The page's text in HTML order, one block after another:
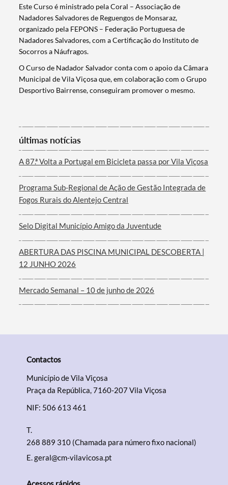
Termo de Pesquisa
Este Curso é ministrado pela Coral – Associação de
Nadadores Salvadores de Reguengos de Monsaraz,
organizado pela FEPONS – Federação Portuguesa de
Nadadores Salvadores, com a Certificação do Instituto de
Socorros a Náufragos.
O Curso de Nadador Salvador conta com o apoio da Câmara
Municipal de Vila Viçosa que, em colaboração com o Grupo
Desportivo Bairrense, conseguiram promover o mesmo.
últimas notícias
A 87.ª Volta a Portugal em Bicicleta passa por Vila Viçosa
Programa Sub-Regional de Ação de Gestão Integrada de
Fogos Rurais do Alentejo Central
Selo Digital Município Amigo da Juventude
ABERTURA DAS PISCINA MUNICIPAL DESCOBERTA |
12 JUNHO 2026
Mercado Semanal – 10 de junho de 2026
Contactos
Município de Vila Viçosa
Praça da República, 7160-207 Vila Viçosa
NIF: 506 613 461
T.
268 889 310 (Chamada para número fixo nacional)
E.geral@cm-vilavicosa.pt